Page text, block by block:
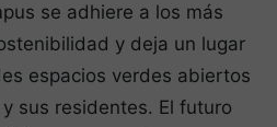
se adhiere a los más
y deja un lugar
espacios verdes abiertos
sus residentes. El futuro